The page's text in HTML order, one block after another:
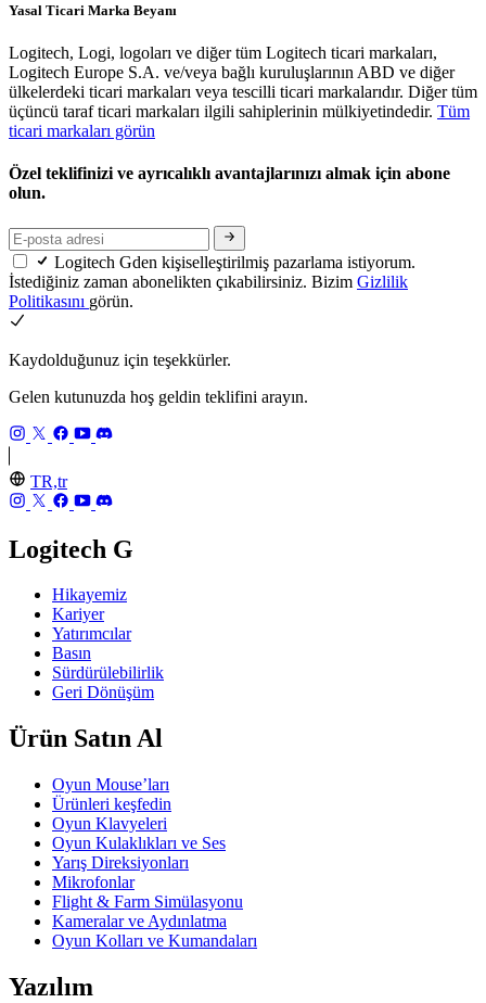
Yasal Ticari Marka Beyanı
Logitech, Logi, logoları ve diğer tüm Logitech ticari markaları,
Logitech Europe S.A. ve/veya bağlı kuruluşlarının ABD ve diğer
ülkelerdeki ticari markaları veya tescilli ticari markalarıdır. Diğer tüm
üçüncü taraf ticari markaları ilgili sahiplerinin mülkiyetindedir. Tüm
ticari markaları görün
Özel teklifinizi ve ayrıcalıklı avantajlarınızı almak için abone
olun.
Logitech Gden kişiselleştirilmiş pazarlama istiyorum.
İstediğiniz zaman abonelikten çıkabilirsiniz. Bizim Gizlilik
Politikasını görün.
Kaydolduğunuz için teşekkürler.
Gelen kutunuzda hoş geldin teklifini arayın.
TR,tr
Logitech G
Hikayemiz
Kariyer
Yatırımcılar
Basın
Sürdürülebilirlik
Geri Dönüşüm
Ürün Satın Al
Oyun Mouse’ları
Ürünleri keşfedin
Oyun Klavyeleri
Oyun Kulaklıkları ve Ses
Yarış Direksiyonları
Mikrofonlar
Flight & Farm Simülasyonu
Kameralar ve Aydınlatma
Oyun Kolları ve Kumandaları
Yazılım